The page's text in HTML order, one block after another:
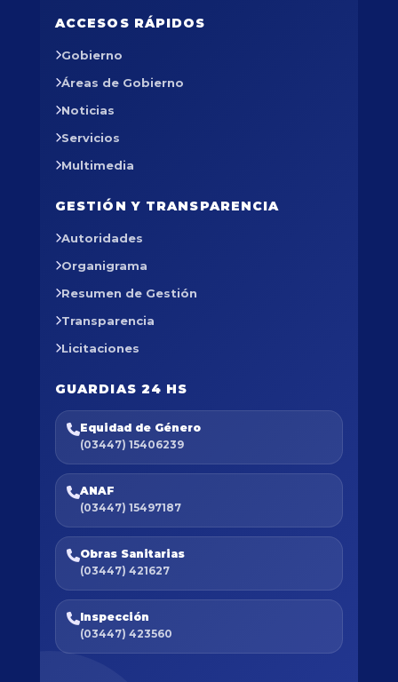
ACCESOS RÁPIDOS
Gobierno
Áreas de Gobierno
Noticias
Servicios
Multimedia
GESTIÓN Y TRANSPARENCIA
Autoridades
Organigrama
Resumen de Gestión
Transparencia
Licitaciones
GUARDIAS 24 HS
Equidad de Género
(03447) 15406239
ANAF
(03447) 15497187
Obras Sanitarias
(03447) 421627
Inspección
(03447) 423560